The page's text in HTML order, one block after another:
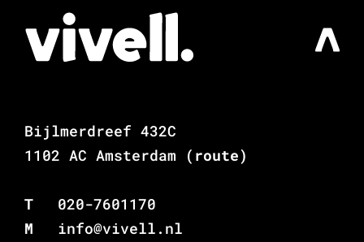
Bijlmerdreef 432C
1102 AC Amsterdam
(route)
T
020-7601170
M
info@vivell.nl